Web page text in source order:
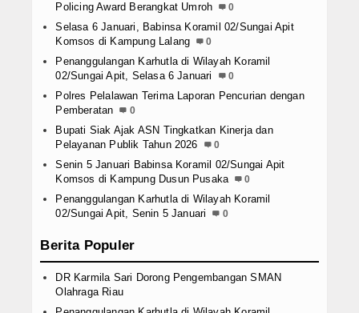
Policing Award Berangkat Umroh
0
Selasa 6 Januari, Babinsa Koramil 02/Sungai Apit
Komsos di Kampung Lalang
0
Penanggulangan Karhutla di Wilayah Koramil
02/Sungai Apit, Selasa 6 Januari
0
Polres Pelalawan Terima Laporan Pencurian dengan
Pemberatan
0
Bupati Siak Ajak ASN Tingkatkan Kinerja dan
Pelayanan Publik Tahun 2026
0
Senin 5 Januari Babinsa Koramil 02/Sungai Apit
Komsos di Kampung Dusun Pusaka
0
Penanggulangan Karhutla di Wilayah Koramil
02/Sungai Apit, Senin 5 Januari
0
Berita Populer
DR Karmila Sari Dorong Pengembangan SMAN
Olahraga Riau